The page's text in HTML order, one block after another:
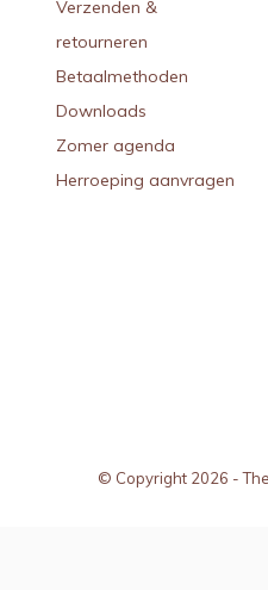
Verzenden &
retourneren
Betaalmethoden
Downloads
Zomer agenda
Herroeping aanvragen
© Copyright 2026 -